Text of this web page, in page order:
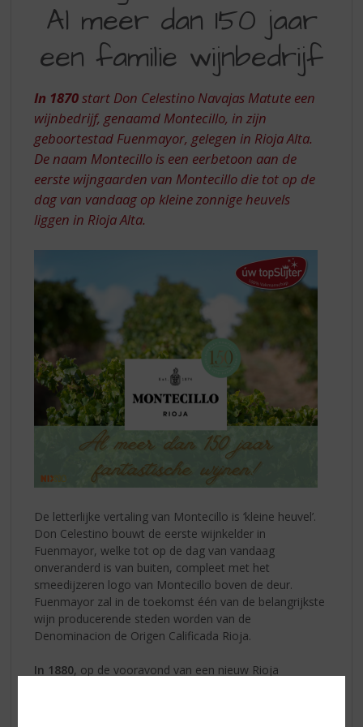
MEER
DAN
150
JAAR
EEN
FAMILIE
WIJNBEDRIJF
Al meer dan 150 jaar
een familie wijnbedrijf
In 1870start Don Celestino Navajas Matute een
wijnbedrijf, genaamd Montecillo, in zijn
geboortestad Fuenmayor, gelegen in Rioja Alta.
De naam Montecillo is een eerbetoon aan de
eerste wijngaarden van Montecillo die tot op de
dag van vandaag op kleine zonnige heuvels
liggen in Rioja Alta.
De letterlijke vertaling van Montecillo is ‘kleine heuvel’.
Don Celestino bouwt de eerste wijnkelder in
Fuenmayor, welke tot op de dag van vandaag
onveranderd is van buiten, compleet met het
smeedijzeren logo van Montecillo boven de deur.
Fuenmayor zal in de toekomst één van de belangrijkste
wijn producerende steden worden van de
Denominacion de Origen Calificada Rioja.
In 1880, op de vooravond van een nieuw Rioja